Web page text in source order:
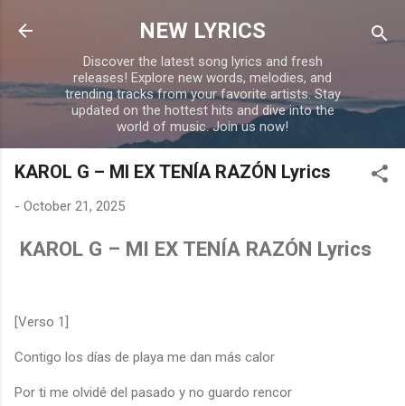
Skip to main content
NEW LYRICS
Discover the latest song lyrics and fresh
releases! Explore new words, melodies, and
trending tracks from your favorite artists. Stay
updated on the hottest hits and dive into the
world of music. Join us now!
KAROL G – MI EX TENÍA RAZÓN Lyrics
- October 21, 2025
KAROL G – MI EX TENÍA RAZÓN Lyrics
[Verso 1]
Contigo los días de playa me dan más calor
Por ti me olvidé del pasado y no guardo rencor